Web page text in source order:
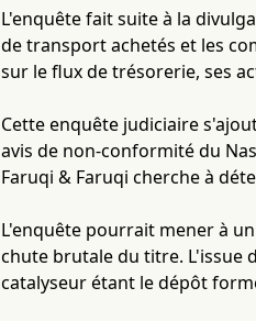
L'enquête fait suite à la
de transport achetés et les
sur le flux de trésorerie, ses
Cette enquête judiciaire
avis de non-conformité du
Faruqi & Faruqi cherche à
L'enquête pourrait mener à
chute brutale du titre. L'issue
catalyseur étant le dépôt